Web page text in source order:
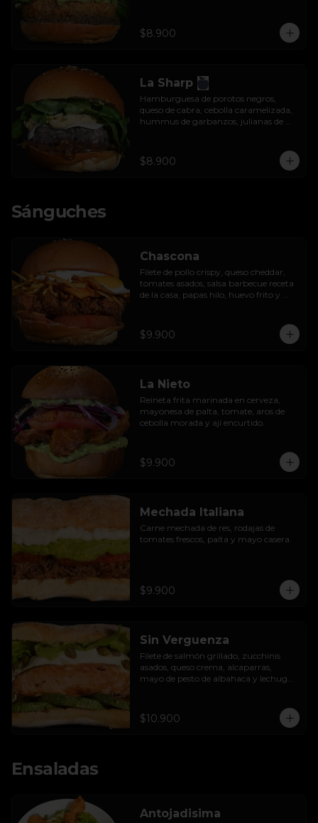
$8.900
La Sharp
Hamburguesa de porotos negros,
queso de cabra, cebolla caramelizada,
hummus de garbanzos, julianas de
$8.900
Sánguches
Chascona
Filete de pollo crispy, queso cheddar,
tomates asados, salsa barbecue receta
de la casa, papas hilo, huevo frito y
$9.900
La Nieto
Reineta frita marinada en cerveza,
mayonesa de palta, tomate, aros de
cebolla morada y ají encurtido.
$9.900
Mechada Italiana
Carne mechada de res, rodajas de
tomates frescos, palta y mayo casera.
$9.900
Sin Verguenza
Filete de salmón grillado, zucchinis
asados, queso crema, alcaparras,
mayo de pesto de albahaca y lechuga
$10.900
Ensaladas
Antojadisima